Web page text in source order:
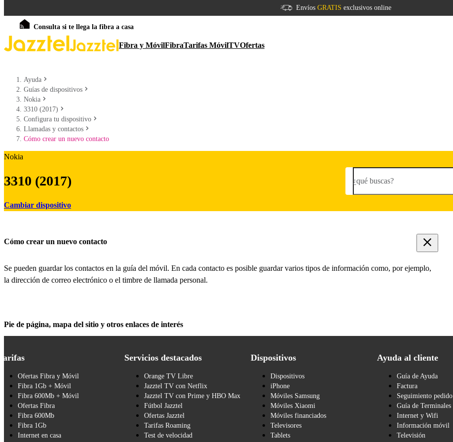
Envíos GRATIS exclusivos online
Consulta si te llega la fibra a casa
Fibra y MóvilFibraTarifas MóvilTVOfertas
Ayuda
Guías de dispositivos
Nokia
3310 (2017)
Configura tu dispositivo
Llamadas y contactos
Cómo crear un nuevo contacto
Nokia
3310 (2017)
Cambiar dispositivo
¿qué buscas?
Cómo crear un nuevo contacto
Se pueden guardar los contactos en la guía del móvil. En cada contacto es posible guardar varios tipos de información como, por ejemplo,
la dirección de correo electrónico o el timbre de llamada personal.
Pie de página, mapa del sitio y otros enlaces de interés
Ofertas Fibra y Móvil
Fibra 1Gb + Móvil
Fibra 600Mb + Móvil
Ofertas Fibra
Fibra 600Mb
Fibra 1Gb
Internet en casa
Servicios destacados
Orange TV Libre
Jazztel TV con Netflix
Jazztel TV con Prime y HBO Max
Fútbol Jazztel
Ofertas Jazztel
Tarifas Roaming
Test de velocidad
Dispositivos
Dispositivos
iPhone
Móviles Samsung
Móviles Xiaomi
Móviles financiados
Televisores
Tablets
Ayuda al cliente
Guía de Ayuda
Factura
Seguimiento pedido
Guía de Terminales
Internet y Wifi
Información móvil
Televisión